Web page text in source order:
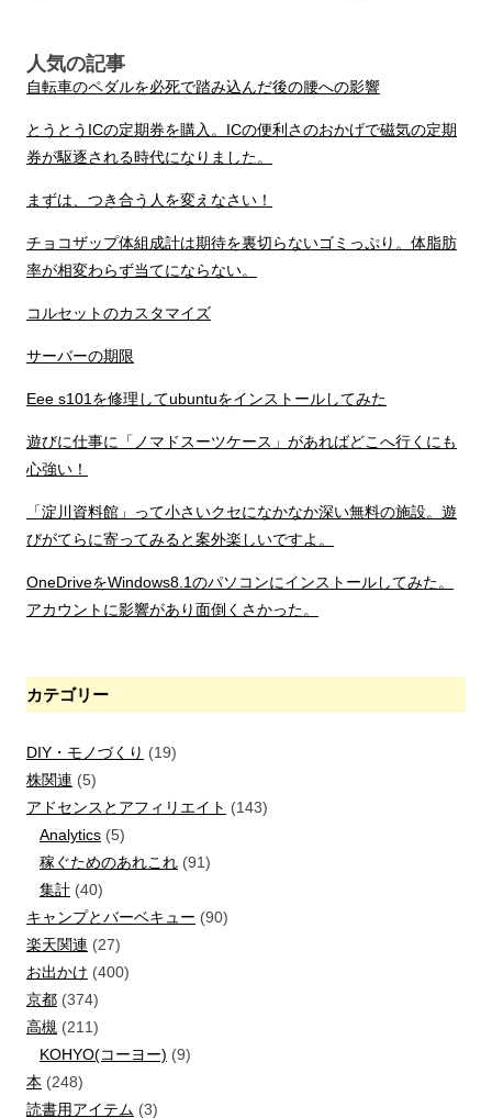
人気の記事
自転車のペダルを必死で踏み込んだ後の腰への影響
とうとうICの定期券を購入。ICの便利さのおかげで磁気の定期
券が駆逐される時代になりました。
まずは、つき合う人を変えなさい！
チョコザップ体組成計は期待を裏切らないゴミっぷり。体脂肪
率が相変わらず当てにならない。
コルセットのカスタマイズ
サーバーの期限
Eee s101を修理してubuntuをインストールしてみた
遊びに仕事に「ノマドスーツケース」があればどこへ行くにも
心強い！
「淀川資料館」って小さいクセになかなか深い無料の施設。遊
びがてらに寄ってみると案外楽しいですよ。
OneDriveをWindows8.1のパソコンにインストールしてみた。
アカウントに影響があり面倒くさかった。
カテゴリー
DIY・モノづくり (19)
株関連 (5)
アドセンスとアフィリエイト (143)
Analytics (5)
稼ぐためのあれこれ (91)
集計 (40)
キャンプとバーベキュー (90)
楽天関連 (27)
お出かけ (400)
京都 (374)
高槻 (211)
KOHYO(コーヨー) (9)
本 (248)
読書用アイテム (3)